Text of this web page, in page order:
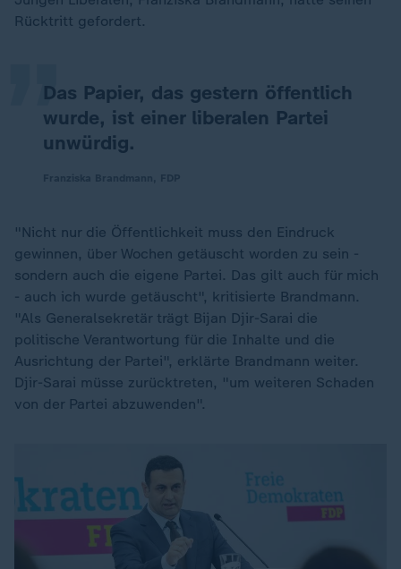
Rücktritt gefordert.
Das Papier, das gestern öffentlich
wurde, ist einer liberalen Partei
unwürdig.
„
"Nicht nur die Öffentlichkeit muss den Eindruck
gewinnen, über Wochen getäuscht worden zu sein -
sondern auch die eigene Partei. Das gilt auch für mich
- auch ich wurde getäuscht", kritisierte Brandmann.
"Als Generalsekretär trägt Bijan Djir-Sarai die
politische Verantwortung für die Inhalte und die
Ausrichtung der Partei", erklärte Brandmann weiter.
Djir-Sarai müsse zurücktreten, "um weiteren Schaden
von der Partei abzuwenden".